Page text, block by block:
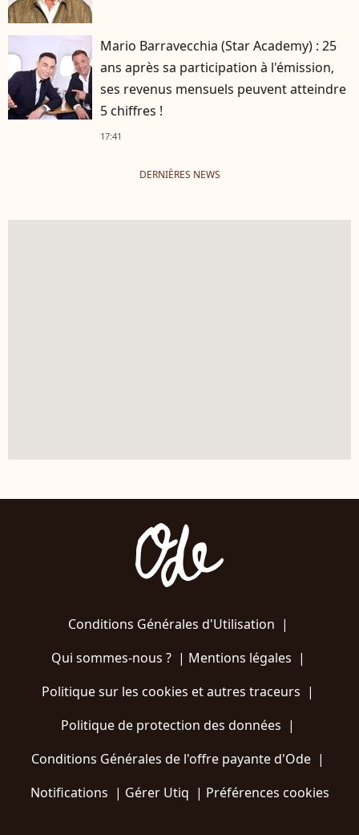
Mario Barravecchia (Star Academy) : 25
ans après sa participation à l'émission,
ses revenus mensuels peuvent atteindre
5 chiffres !
17:41
DERNIÈRES NEWS
Conditions Générales d'Utilisation |
Qui sommes-nous ?| Mentions légales |
Politique sur les cookies et autres traceurs |
Politique de protection des données |
Conditions Générales de l'offre payante d'Ode |
Notifications | Gérer Utiq | Préférences cookies